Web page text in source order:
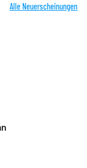
Alle Neuerscheinungen